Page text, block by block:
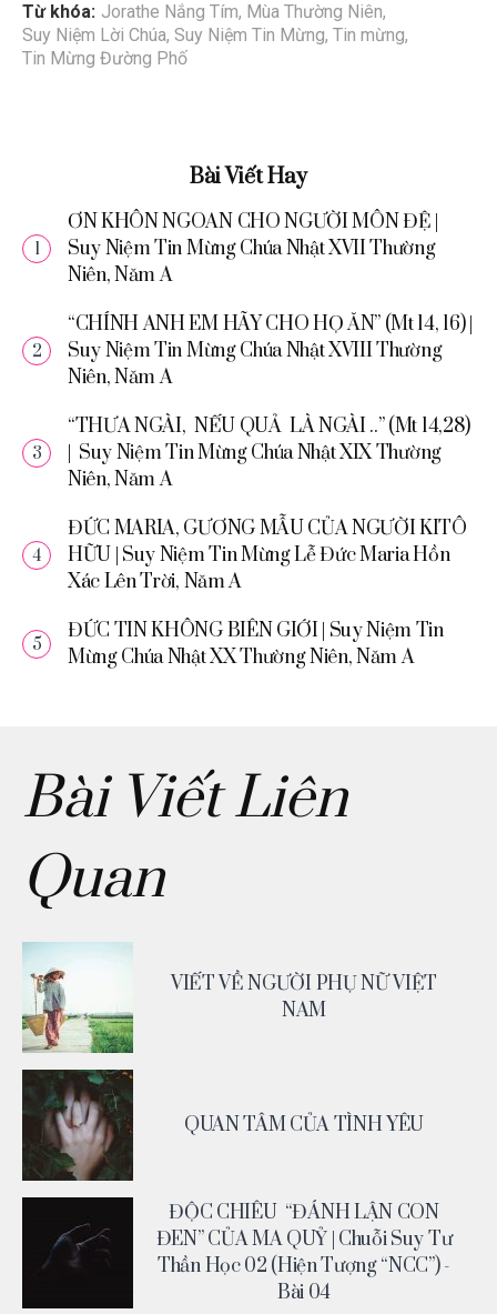
Từ khóa: Jorathe Nắng Tím, Mùa Thường Niên,
Suy Niệm Lời Chúa, Suy Niệm Tin Mừng, Tin mừng,
Tin Mừng Đường Phố
Bài Viết Hay
ƠN KHÔN NGOAN CHO NGƯỜI MÔN ĐỆ |
Suy Niệm Tin Mừng Chúa Nhật XVII Thường
Niên, Năm A
“CHÍNH ANH EM HÃY CHO HỌ ĂN” (Mt 14, 16) |
Suy Niệm Tin Mừng Chúa Nhật XVIII Thường
Niên, Năm A
“THƯA NGÀI, NẾU QUẢ LÀ NGÀI ..” (Mt 14,28)
| Suy Niệm Tin Mừng Chúa Nhật XIX Thường
Niên, Năm A
ĐỨC MARIA, GƯƠNG MẪU CỦA NGƯỜI KITÔ
HỮU | Suy Niệm Tin Mừng Lễ Đức Maria Hồn
Xác Lên Trời, Năm A
ĐỨC TIN KHÔNG BIÊN GIỚI | Suy Niệm Tin
Mừng Chúa Nhật XX Thường Niên, Năm A
Bài Viết Liên
Quan
VIẾT VỀ NGƯỜI PHỤ NỮ VIỆT
NAM
QUAN TÂM CỦA TÌNH YÊU
ĐỘC CHIÊU “ĐÁNH LẬN CON
ĐEN” CỦA MA QUỶ | Chuỗi Suy Tư
Thần Học 02 (Hiện Tượng “NCC”) -
Bài 04